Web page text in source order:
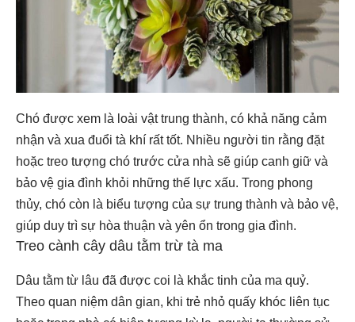
Chó được xem là loài vật trung thành, có khả năng cảm
nhận và xua đuổi tà khí rất tốt. Nhiều người tin rằng đặt
hoặc treo tượng chó trước cửa nhà sẽ giúp canh giữ và
bảo vệ gia đình khỏi những thế lực xấu. Trong phong
thủy, chó còn là biểu tượng của sự trung thành và bảo vệ,
giúp duy trì sự hòa thuận và yên ổn trong gia đình.
Treo cành cây dâu tằm trừ tà ma
Dâu tằm từ lâu đã được coi là khắc tinh của ma quỷ.
Theo quan niệm dân gian, khi trẻ nhỏ quấy khóc liên tục